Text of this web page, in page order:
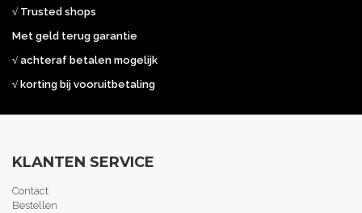
√ Trusted shops
Met geld terug garantie
√ achteraf betalen mogelijk
√ korting bij vooruitbetaling
KLANTEN SERVICE
Contact
Bestellen